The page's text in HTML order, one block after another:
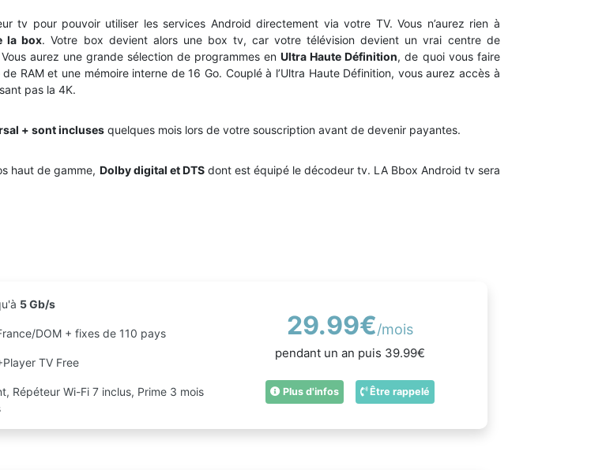
tv pour pouvoir utiliser les services Android directement via votre TV. Vous n’aurez rien à
la box. Votre box devient alors une box tv, car votre télévision devient un vrai centre de
aurez une grande sélection de programmes enUltra Haute Définition, de quoi vous faire
RAM et une mémoire interne de 16 Go. Couplé à l’Ultra Haute Définition, vous aurez accès à
pas la 4K.
+ sont incluses quelques mois lors de votre souscription avant de devenir payantes.
haut de gamme, Dolby digital et DTSdont est équipé le décodeur tv. LA Bbox Android tv sera
5 Gb/s
DOM + fixes de 110 pays
TV Free
Répéteur Wi-Fi 7 inclus, Prime 3 mois
29.99€/mois
pendant un an puis 39.99€
Plus d'infos Être rappelé